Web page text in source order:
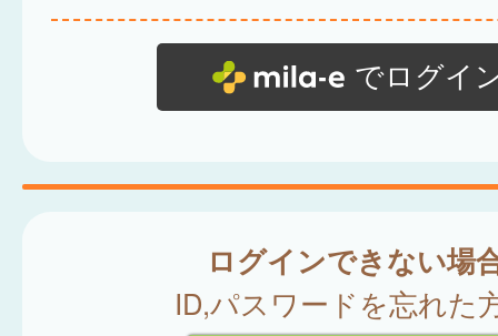
でログイ
ログインできない場
ID,パスワードを忘れた